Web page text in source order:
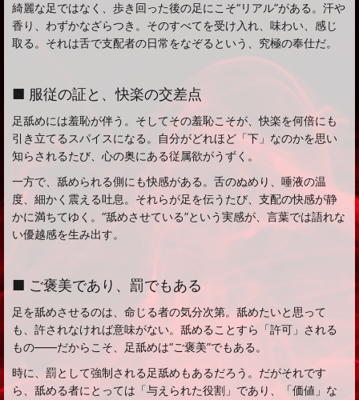
綺麗な足ではなく、歩き回った後の足にこそ“リアル”がある。汗や
香り、わずかなざらつき。そのすべてを受け入れ、味わい、感じ
取る。それは舌で支配者の日常をなぞるという、究極の奉仕だ。
■ 服従の証と、快楽の交差点
足舐めには羞恥が伴う。そしてその羞恥こそが、快楽を何倍にも
引き立てるスパイスになる。自分がどれほど「下」なのかを思い
知らされるたび、心の奥にある従属欲がうずく。
一方で、舐められる側にも快感がある。舌のぬめり、唾液の温
度、細かく震える吐息。それらが足を伝うたび、支配の快感が静
かに満ちてゆく。“舐めさせている”という実感が、言葉では語れな
い優越感を生み出す。
■ ご褒美であり、罰でもある
足を舐めさせるのは、命じる者の気分次第。舐めたいと思って
も、許されなければ意味がない。舐めることすら「許可」される
もの——だからこそ、足舐めは“ご褒美”でもある。
時に、罰として強制される足舐めもあるだろう。だがそれです
ら、舐める者にとっては「与えられた役割」であり、「価値」な